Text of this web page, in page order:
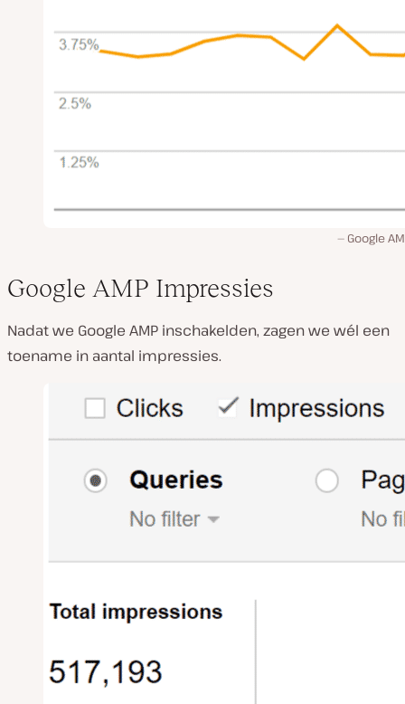
Google
Google AMP Impressies
Nadat we Google AMP inschakelden, zagen we wél een
toename in aantal impressies.